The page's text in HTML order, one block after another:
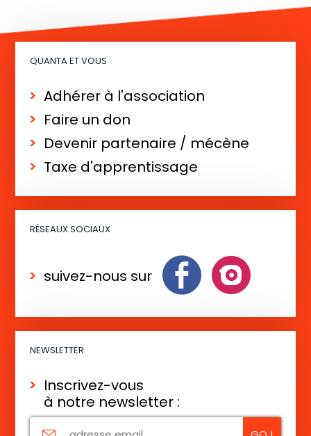
a
n
t
QUANTA ET VOUS
Adhérer à l'association
Faire un don
Devenir partenaire / mécène
Taxe d'apprentissage
RÉSEAUX SOCIAUX
suivez-nous sur
NEWSLETTER
Inscrivez-vous
à notre newsletter :